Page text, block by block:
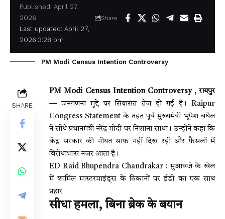
Last updated: April 27,
2026 3:28 pm
Published: April 27,
2026
Share
PM Modi Census Intention Controversy
SHARE
PM Modi Census Intention Controversy , रायपुर
—जनगणना मुद्दे पर सियासत तेज हो गई है। Raipur
Congress Statement के तहत पूर्व मुख्यमंत्री भूपेश बघेल
ने सीधे प्रधानमंत्री नरेंद्र मोदी पर निशाना साधा। उन्होंने कहा कि
केंद्र सरकार की नीयत साफ नहीं दिख रही और फैसलों में
विरोधाभास नजर आता है।
ED Raid Bhupendra Chandrakar : मुआवजे के खेल
में शामिल मास्टरमाइंड्स के ठिकानों पर ईडी का एक साथ
प्रहार
सीधा हमला, बिना ब्रेक के बयान